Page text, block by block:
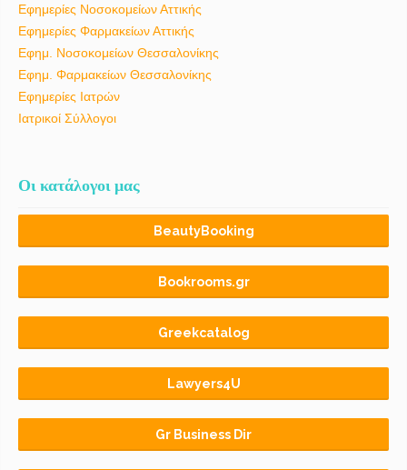
Εφημερίες Νοσοκομείων Αττικής
Εφημερίες Φαρμακείων Αττικής
Εφημ. Νοσοκομείων Θεσσαλονίκης
Εφημ. Φαρμακείων Θεσσαλονίκης
Εφημερίες Ιατρών
Ιατρικοί Σύλλογοι
Οι κατάλογοι μας
BeautyBooking
Bookrooms.gr
Greekcatalog
Lawyers4U
Gr Business Dir